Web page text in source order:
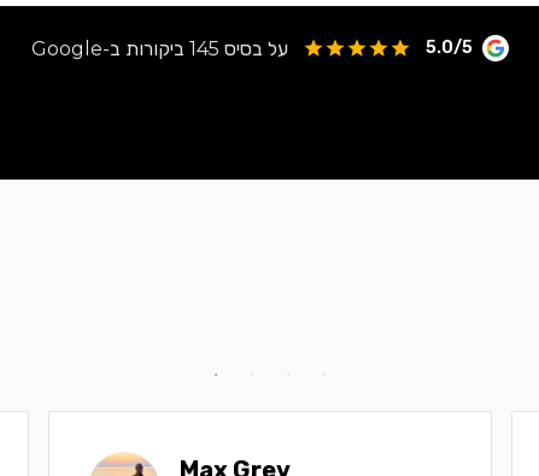
5.0/5 על בסיס 145 ביקורות ב-Google
Max Grev